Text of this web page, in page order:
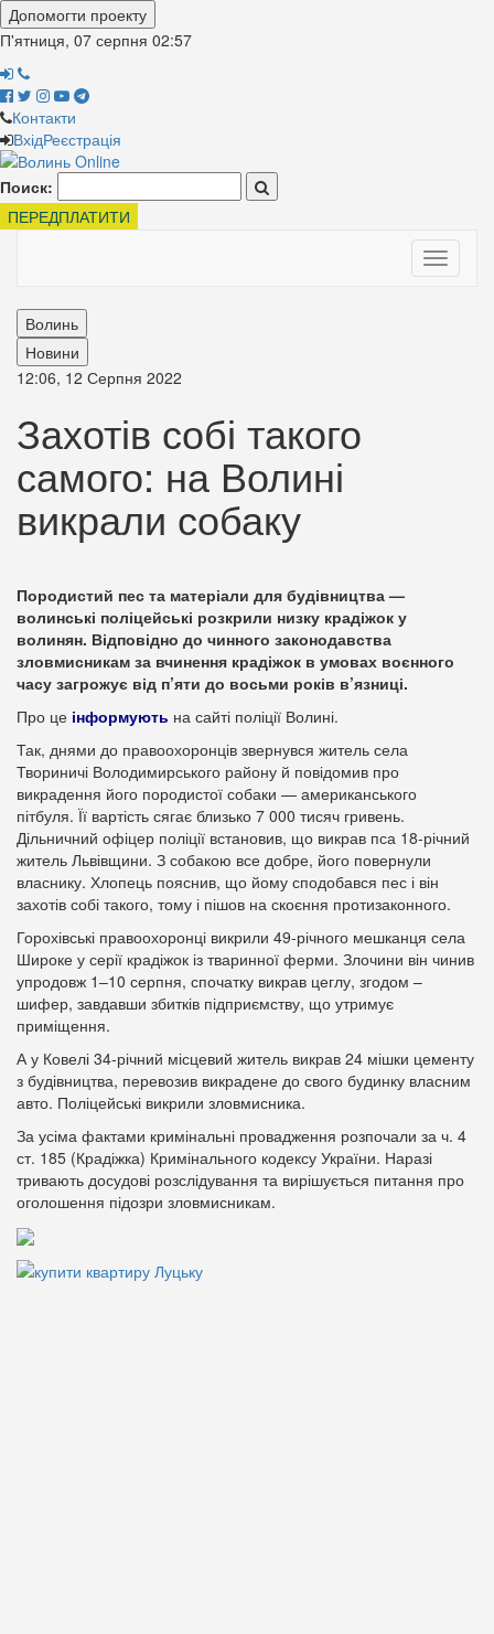
Допомогти проекту
П'ятниця, 07 серпня 02:57
Контакти
ВхідРеєстрація
Поиск:
ПЕРЕДПЛАТИТИ
Toggle
Волинь
Новини
12:06, 12 Серпня 2022
Захотів собі такого
самого: на Волині
викрали собаку
Породистий пес та матеріали для будівництва —
волинські поліцейські розкрили низку крадіжок у
волинян. Відповідно до чинного законодавства
зловмисникам за вчинення крадіжок в умовах воєнного
часу загрожує від п’яти до восьми років в’язниці.
Про це інформують на сайті поліції Волині.
Так, днями до правоохоронців звернувся житель села
Твориничі Володимирського району й повідомив про
викрадення його породистої собаки — американського
пітбуля. Її вартість сягає близько 7 000 тисяч гривень.
Дільничний офіцер поліції встановив, що викрав пса 18-річний
житель Львівщини. З собакою все добре, його повернули
власнику. Хлопець пояснив, що йому сподобався пес і він
захотів собі такого, тому і пішов на скоєння протизаконного.
Горохівські правоохоронці викрили 49-річного мешканця села
Широке у серії крадіжок із тваринної ферми. Злочини він чинив
упродовж 1–10 серпня, спочатку викрав цеглу, згодом –
шифер, завдавши збитків підприємству, що утримує
приміщення.
А у Ковелі 34-річний місцевий житель викрав 24 мішки цементу
з будівництва, перевозив викрадене до свого будинку власним
авто. Поліцейські викрили зловмисника.
За усіма фактами кримінальні провадження розпочали за ч. 4
ст. 185 (Крадіжка) Кримінального кодексу України. Наразі
тривають досудові розслідування та вирішується питання про
оголошення підозри зловмисникам.